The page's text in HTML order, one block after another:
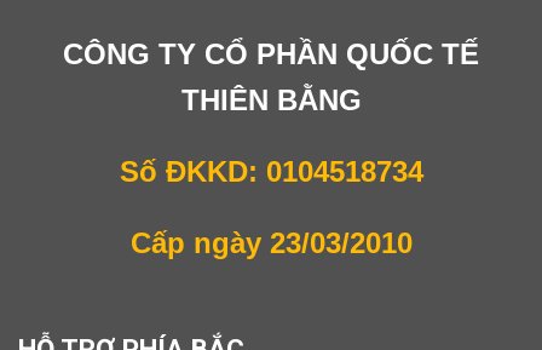
CÔNG TY CỔ PHẦN QUỐC TẾ
THIÊN BẰNG
Số ĐKKD: 0104518734
Cấp ngày 23/03/2010